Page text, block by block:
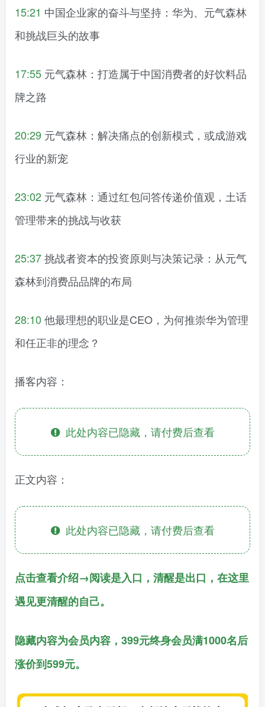
15:21 中国企业家的奋斗与坚持：华为、元气森林
和挑战巨头的故事
17:55 元气森林：打造属于中国消费者的好饮料品
牌之路
20:29 元气森林：解决痛点的创新模式，或成游戏
行业的新宠
23:02 元气森林：通过红包问答传递价值观，土话
管理带来的挑战与收获
25:37挑战者资本的投资原则与决策记录：从元气
森林到消费品品牌的布局
28:10 他最理想的职业是CEO，为何推崇华为管理
和任正非的理念？
播客内容：
此处内容已隐藏，请付费后查看
正文内容：
此处内容已隐藏，请付费后查看
点击查看介绍→阅读是入口，清醒是出口，在这里
遇见更清醒的自己。
隐藏内容为会员内容，399元终身会员满1000名后
涨价到599元。